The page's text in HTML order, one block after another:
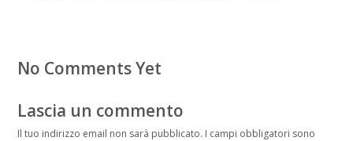
No Comments Yet
Lascia un commento
Il tuo indirizzo email non sarà pubblicato. I campi obbligatori sono